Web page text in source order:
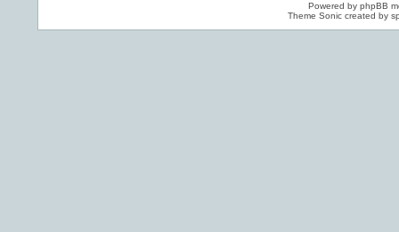
Powered by phpBB
Theme Sonic created by